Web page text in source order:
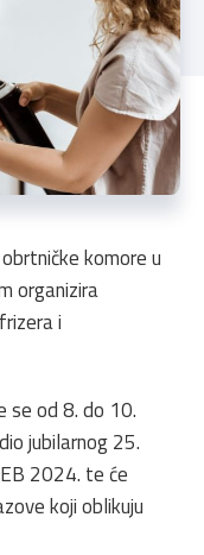
komore u
organizira
i
se od 8. do 10.
jubilarnog 25.
2024. te će
koji oblikuju